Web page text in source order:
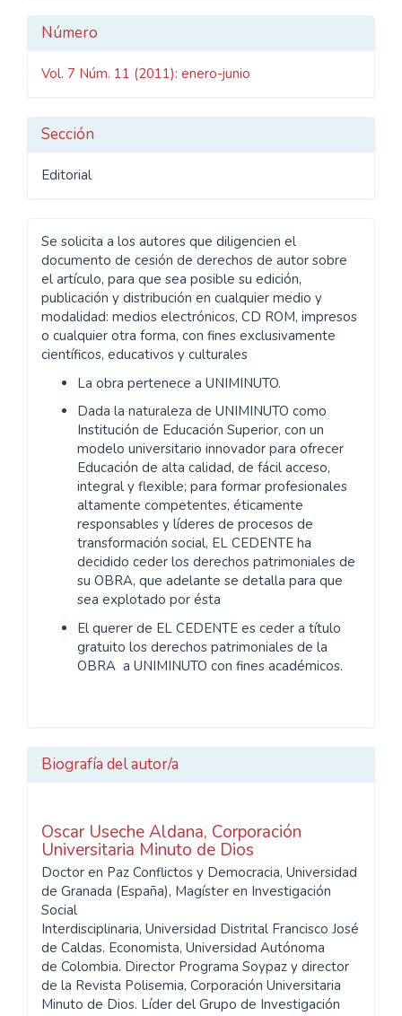
Detalles
del
Número
Vol. 7 Núm. 11 (2011): enero-junio
Sección
Editorial
Se solicita a los autores que diligencien el
documento de cesión de derechos de autor sobre
el artículo, para que sea posible su edición,
publicación y distribución en cualquier medio y
modalidad: medios electrónicos, CD ROM, impresos
o cualquier otra forma, con fines exclusivamente
científicos, educativos y culturales
La obra pertenece a UNIMINUTO.
Dada la naturaleza de UNIMINUTO como
Institución de Educación Superior, con un
modelo universitario innovador para ofrecer
Educación de alta calidad, de fácil acceso,
integral y flexible; para formar profesionales
altamente competentes, éticamente
responsables y líderes de procesos de
transformación social, EL CEDENTE ha
decidido ceder los derechos patrimoniales de
su OBRA, que adelante se detalla para que
sea explotado por ésta
El querer de EL CEDENTE es ceder a título
gratuito los derechos patrimoniales de la
OBRA a UNIMINUTO con fines académicos.
Biografía del autor/a
Oscar Useche Aldana, Corporación
Universitaria Minuto de Dios
Doctor en Paz Conflictos y Democracia, Universidad
de Granada (España), Magíster en Investigación
Social
Interdisciplinaria, Universidad Distrital Francisco José
de Caldas. Economista, Universidad Autónoma
de Colombia. Director Programa Soypaz y director
de la Revista Polisemia, Corporación Universitaria
Minuto de Dios. Líder del Grupo de Investigación